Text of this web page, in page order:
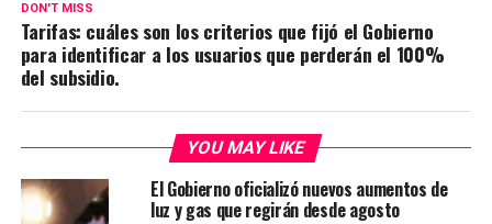
DON'T MISS
Tarifas: cuáles son los criterios que fijó el Gobierno
para identificar a los usuarios que perderán el 100%
del subsidio.
YOU MAY LIKE
El Gobierno oficializó nuevos aumentos de
luz y gas que regirán desde agosto